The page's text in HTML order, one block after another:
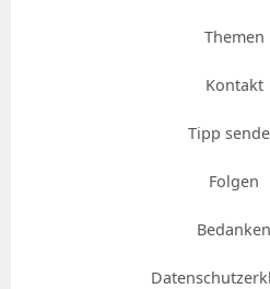
Themen
Kontakt
Tipp
Folgen
Bedanken